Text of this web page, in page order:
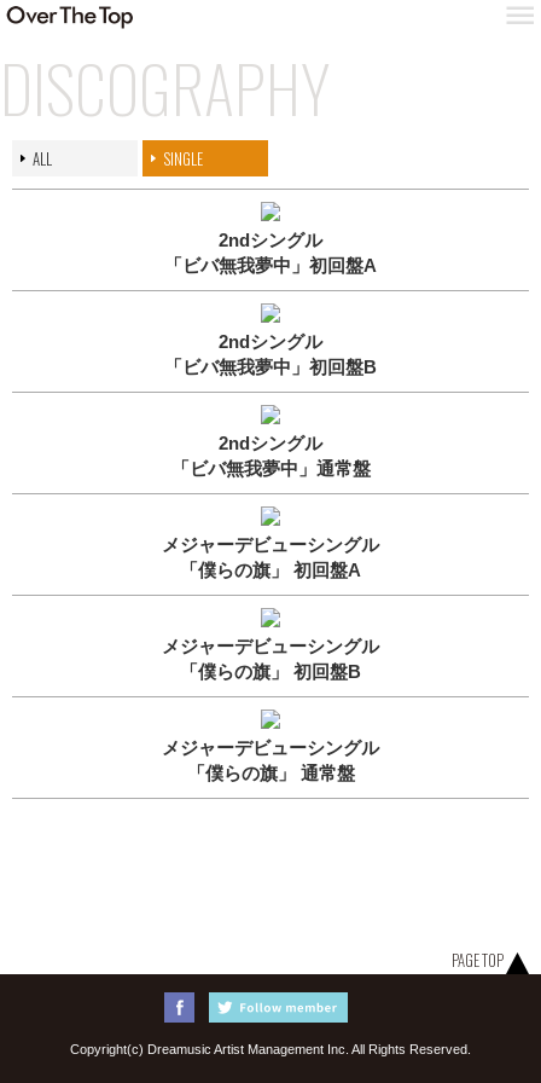
DISCOGRAPHY
ALL SINGLE
2ndシングル
「ビバ無我夢中」初回盤A
2ndシングル
「ビバ無我夢中」初回盤B
2ndシングル
「ビバ無我夢中」通常盤
メジャーデビューシングル
「僕らの旗」 初回盤A
メジャーデビューシングル
「僕らの旗」 初回盤B
メジャーデビューシングル
「僕らの旗」 通常盤
PAGE TOP
Copyright(c) Dreamusic Artist Management Inc. All Rights Reserved.